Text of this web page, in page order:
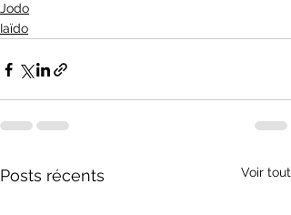
Jodo
Iaïdo
Posts récents Voir tout